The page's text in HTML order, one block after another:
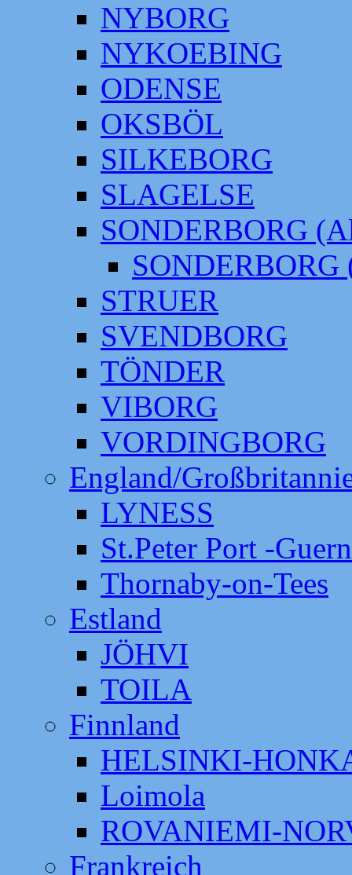
NYBORG
NYKOEBING
ODENSE
OKSBÖL
SILKEBORG
SLAGELSE
SONDERBORG
SONDERBORG
STRUER
SVENDBORG
TÖNDER
VIBORG
VORDINGBORG
England/
LYNESS
St.Peter Port -
Thornaby-on-Tees
Estland
JÖHVI
TOILA
Finnland
HELSINKI-
Loimola
ROVANIEMI-
Frankreich